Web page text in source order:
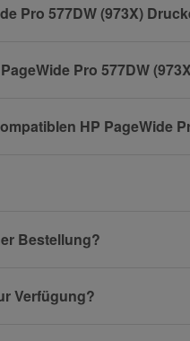
Pro 577DW (973X)
Pro 577DW
HP PageWide
Bestellung?
Verfügung?